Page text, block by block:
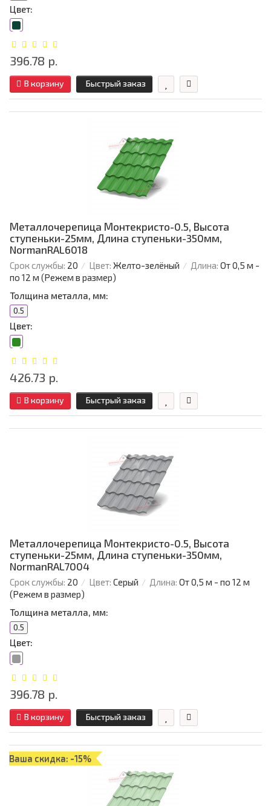
Цвет:
396.78 р.
В корзину Быстрый заказ
Металлочерепица Монтекристо-0.5, Высота
ступеньки-25мм, Длина ступеньки-350мм,
NormanRAL6018
Срок службы: 20 Цвет: Желто-зелёный Длина: От 0,5 м -
по 12 м (Режем в размер)
Толщина металла, мм:
0.5
Цвет:
426.73 р.
В корзину Быстрый заказ
Металлочерепица Монтекристо-0.5, Высота
ступеньки-25мм, Длина ступеньки-350мм,
NormanRAL7004
Срок службы: 20 Цвет: Серый Длина: От 0,5 м - по 12 м
(Режем в размер)
Толщина металла, мм:
0.5
Цвет:
396.78 р.
В корзину Быстрый заказ
Ваша скидка: -15%